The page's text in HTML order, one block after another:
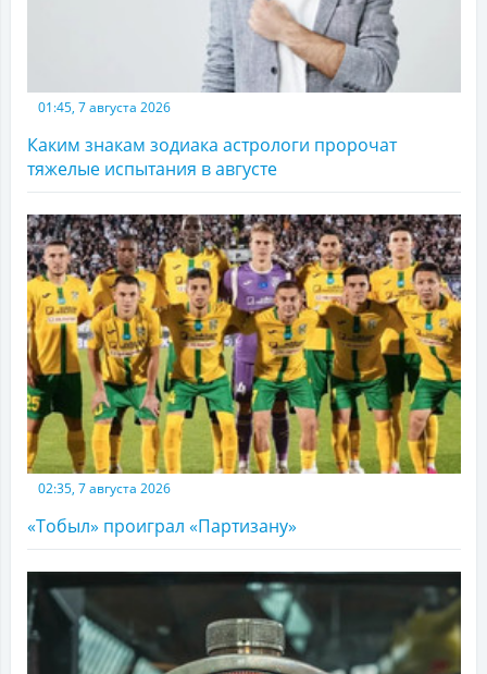
01:45, 7 августа 2026
Каким знакам зодиака астрологи пророчат
тяжелые испытания в августе
02:35, 7 августа 2026
«Тобыл» проиграл «Партизану»